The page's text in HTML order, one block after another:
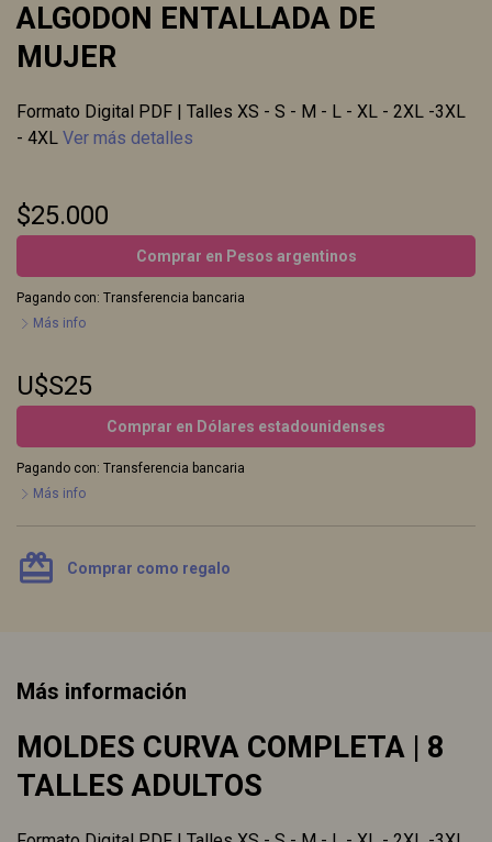
ALGODON ENTALLADA DE
MUJER
Formato Digital PDF | Talles XS - S - M - L - XL - 2XL -3XL
- 4XL Ver más detalles
$25.000
Comprar en Pesos argentinos
Pagando con: Transferencia bancaria
Más info
U$S25
Comprar en Dólares estadounidenses
Pagando con: Transferencia bancaria
Más info
card_giftcard Comprar como regalo
Más información
MOLDES CURVA COMPLETA | 8
TALLES ADULTOS